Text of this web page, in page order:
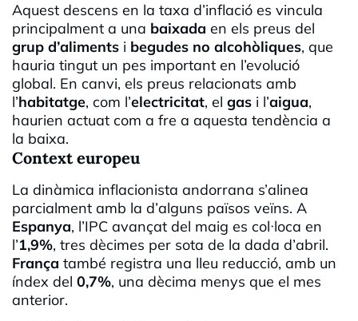
Aquest descens en la taxa d’inflació es vincula
principalment a una baixada en els preus del
grup d’aliments i begudes no alcohòliques, que
hauria tingut un pes important en l’evolució
global. En canvi, els preus relacionats amb
l’habitatge, com l’electricitat, el gas i l’aigua,
haurien actuat com a fre a aquesta tendència a
la baixa.
Context europeu
La dinàmica inflacionista andorrana s’alinea
parcialment amb la d’alguns països veïns. A
Espanya, l’IPC avançat del maig es col·loca en
l’1,9%, tres dècimes per sota de la dada d’abril.
França també registra una lleu reducció, amb un
índex del 0,7%, una dècima menys que el mes
anterior.